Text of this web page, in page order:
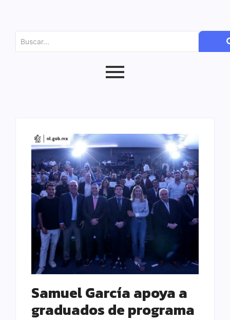
Samuel García apoya a
graduados de programa